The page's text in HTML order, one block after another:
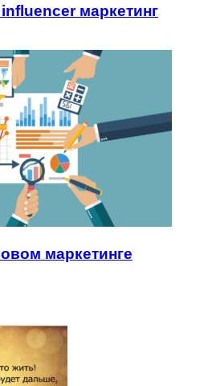
маркетинг
маркетинге